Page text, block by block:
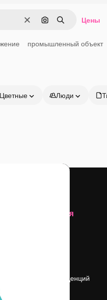
ОчиститьПоиск по
Поиск Цены
промышленный объект
Цветные Люди
по
Компания
Поиск тенденций